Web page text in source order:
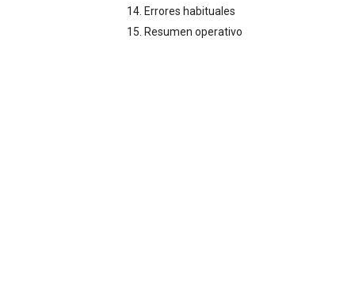
14. Errores habituales
15. Resumen operativo